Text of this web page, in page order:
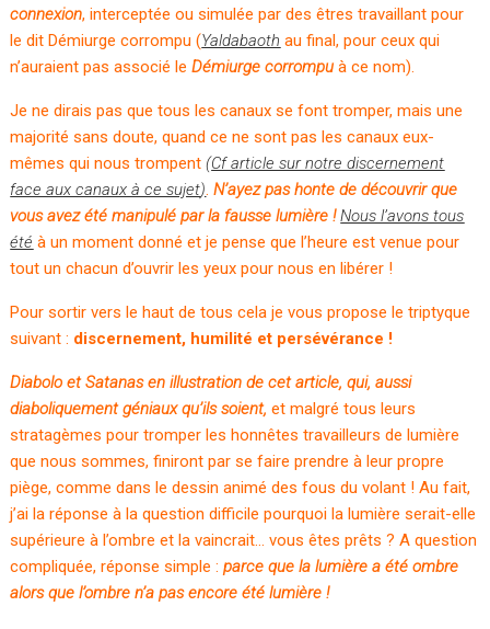
connexion, interceptée ou simulée par des êtres travaillant pour
le dit Démiurge corrompu (Yaldabaoth au final, pour ceux qui
n’auraient pas associé leDémiurge corrompu à ce nom).
Je ne dirais pas que tous les canaux se font tromper, mais une
majorité sans doute, quand ce ne sont pas les canaux eux-
mêmes qui nous trompent(Cf article sur notre discernement
face aux canaux à ce sujet).N’ayez pas honte de découvrir que
vous avez été manipulé par la fausse lumière ! Nous l’avons tous
été à un moment donné et je pense que l’heure est venue pour
tout un chacun d’ouvrir les yeux pour nous en libérer !
Pour sortir vers le haut de tous cela je vous propose le triptyque
suivant : discernement, humilité et persévérance !
Diabolo et Satanas en illustration de cet article, qui, aussi
diaboliquement géniaux qu’ils soient, et malgré tous leurs
stratagèmes pour tromper les honnêtes travailleurs de lumière
que nous sommes, finiront par se faire prendre à leur propre
piège, comme dans le dessin animé des fous du volant ! Au fait,
j’ai la réponse à la question difficile pourquoi la lumière serait-elle
supérieure à l’ombre et la vaincrait… vous êtes prêts ? A question
compliquée, réponse simple :parce que la lumière a été ombre
alors que l’ombre n’a pas encore été lumière !